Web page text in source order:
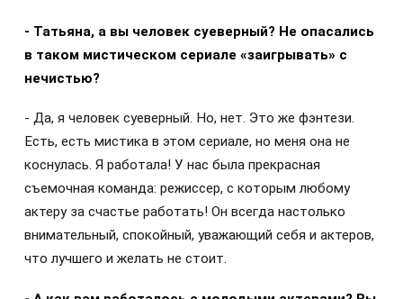
- Татьяна, а вы человек суеверный? Не опасались
в таком мистическом сериале «заигрывать» с
нечистью?
- Да, я человек суеверный. Но, нет. Это же фэнтези.
Есть, есть мистика в этом сериале, но меня она не
коснулась. Я работала! У нас была прекрасная
съемочная команда: режиссер, с которым любому
актеру за счастье работать! Он всегда настолько
внимательный, спокойный, уважающий себя и актеров,
что лучшего и желать не стоит.